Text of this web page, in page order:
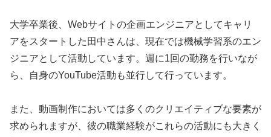
大学卒業後、Webサイトの企画エンジニアとしてキャリ
アをスタートした田中さんは、現在では機械学習系のエン
ジニアとして活動しています。週に1回の勤務を行いなが
ら、自身のYouTube活動も並行して行っています。
また、動画制作においては多くのクリエイティブな要素が
求められますが、彼の職業経験がこれらの活動にも大きく